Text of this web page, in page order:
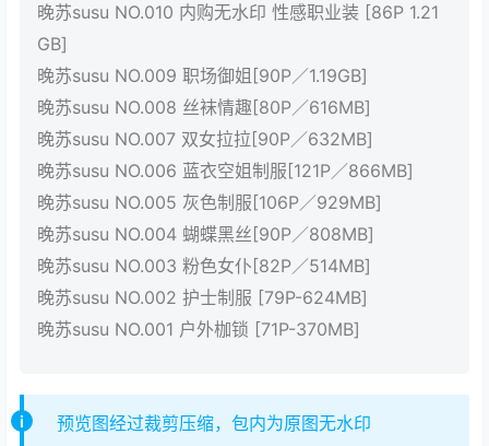
晚苏susu NO.010 内购无水印 性感职业装 [86P 1.21
GB]
晚苏susu NO.009 职场御姐[90P／1.19GB]
晚苏susu NO.008 丝袜情趣[80P／616MB]
晚苏susu NO.007 双女拉拉[90P／632MB]
晚苏susu NO.006 蓝衣空姐制服[121P／866MB]
晚苏susu NO.005 灰色制服[106P／929MB]
晚苏susu NO.004 蝴蝶黑丝[90P／808MB]
晚苏susu NO.003 粉色女仆[82P／514MB]
晚苏susu NO.002 护士制服 [79P-624MB]
晚苏susu NO.001 户外枷锁 [71P-370MB]
预览图经过裁剪压缩，包内为原图无水印